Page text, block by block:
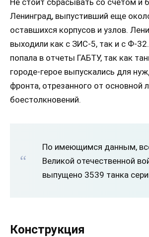
Не стоит сбрасывать со счетом и
Ленинград, выпустивший еще
оставшихся корпусов и узлов.
выходили как с ЗИС-5, так и с Ф-
попала в отчеты ГАБТУ, так как
городе-герое выпускались для
фронта, отрезанного от основной
боестолкновений.
По имеющимся данным,
Великой отечественной
выпущено 3539 танка
Конструкция